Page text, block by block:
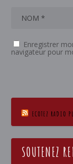
Enregistrer
navigateur pour
ECOTEZ RADIO
SOUTENEZ